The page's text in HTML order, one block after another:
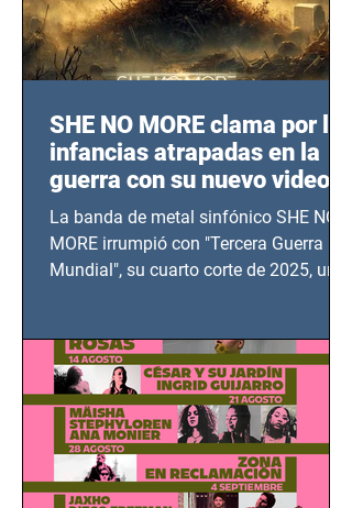
SHE NO MORE clama por las
infancias atrapadas en la
guerra con su nuevo video
TERCERA GUERRA
MUNDIAL
La banda de metal sinfónico SHE NO
MORE irrumpió con "Tercera Guerra
Mundial", su cuarto corte de 2025, un
bélicos.